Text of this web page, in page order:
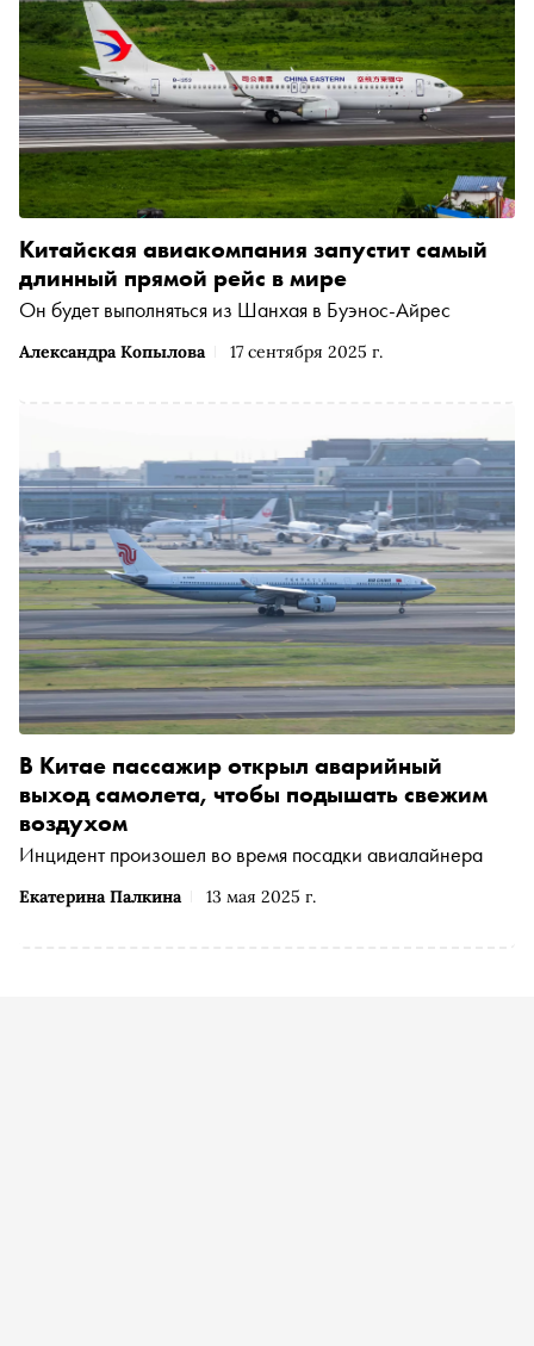
Александра Копылова 17 сентября 2025 г.
Китайская авиакомпания запустит самый
длинный прямой рейс в мире
Он будет выполняться из Шанхая в Буэнос-Айрес
Екатерина Палкина 13 мая 2025 г.
В Китае пассажир открыл аварийный
выход самолета, чтобы подышать свежим
воздухом
Инцидент произошел во время посадки авиалайнера